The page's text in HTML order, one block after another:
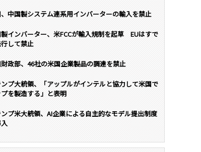
中国製システム連系用インバーターの輸入を禁止
インバーター、米FCCが輸入規制を起草 EUはすで
して禁止
政部、46社の米国企業製品の調達を禁止
ンプ大統領、「アップルがインテルと協力して米国で
を製造する」と表明
ンプ米大統領、AI企業による自主的なモデル提出制度